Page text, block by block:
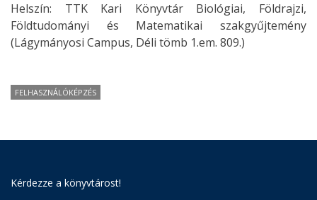
Helszín: TTK Kari Könyvtár Biológiai, Földrajzi,
Földtudományi és Matematikai szakgyűjtemény
(Lágymányosi Campus, Déli tömb 1.em. 809.)
FELHASZNÁLÓKÉPZÉS
Kérdezze a könyvtárost!